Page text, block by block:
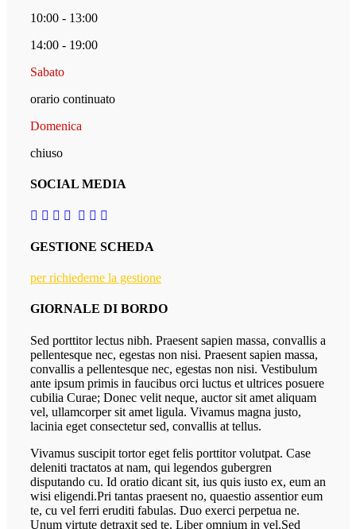
10:00 - 13:00
14:00 - 19:00
Sabato
orario continuato
Domenica
chiuso
SOCIAL MEDIA
GESTIONE SCHEDA
per richiederne la gestione
GIORNALE DI BORDO
Sed porttitor lectus nibh. Praesent sapien massa, convallis a
pellentesque nec, egestas non nisi. Praesent sapien massa,
convallis a pellentesque nec, egestas non nisi. Vestibulum
ante ipsum primis in faucibus orci luctus et ultrices posuere
cubilia Curae; Donec velit neque, auctor sit amet aliquam
vel, ullamcorper sit amet ligula. Vivamus magna justo,
lacinia eget consectetur sed, convallis at tellus.
Vivamus suscipit tortor eget felis porttitor volutpat. Case
deleniti tractatos at nam, qui legendos gubergren
disputando cu. Id oratio dicant sit, ius quis iusto ex, eum an
wisi eligendi.Pri tantas praesent no, quaestio assentior eum
te, cu vel ferri eruditi fabulas. Duo exerci perpetua ne.
Unum virtute detraxit sed te. Liber omnium in vel.Sed